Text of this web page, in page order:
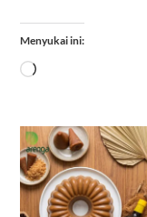
Menyukai ini:
Memuat...